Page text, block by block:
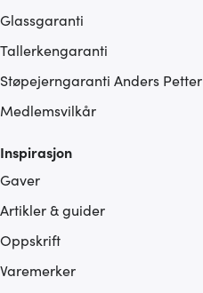
Glassgaranti
Tallerkengaranti
Støpejerngaranti Anders Petter
Medlemsvilkår
Inspirasjon
Gaver
Artikler & guider
Oppskrift
Varemerker